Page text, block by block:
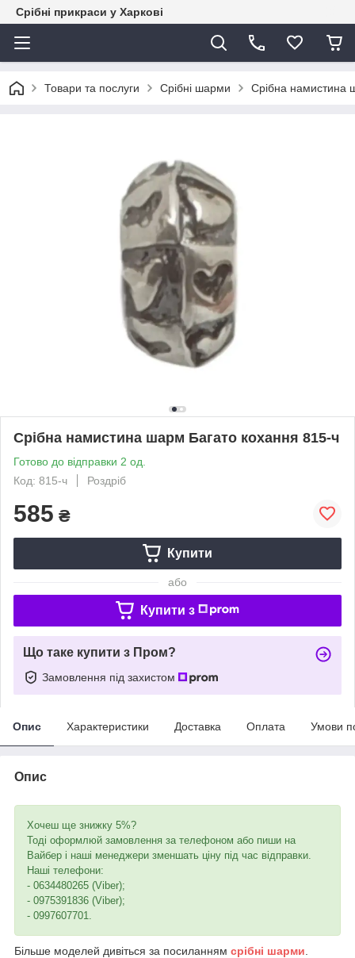
Срібні прикраси у Харкові
Товари та послуги Срібні шарми Срібна намистина
Срібна намистина шарм Багато кохання 815-ч
Готово до відправки 2 од.
Код: 815-ч
Роздріб
585 ₴
Купити
або
Купити з
Що таке купити з Пром?
Замовлення під захистом
Опис Характеристики Доставка Оплата Умови
Опис
Хочеш ще знижку 5%?
Тоді оформлюй замовлення за телефоном або пиши на
Вайбер і наші менеджери зменшать ціну під час відправки.
Наші телефони:
- 0634480265 (Viber);
- 0975391836 (Viber);
- 0997607701.
Більше моделей дивіться за посиланням срібні шарми